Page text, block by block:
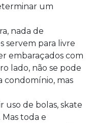
um
nada de
servem para livre
embaraçados com
lado, não se pode
condomínio, mas
uso de bolas, skate
toda e